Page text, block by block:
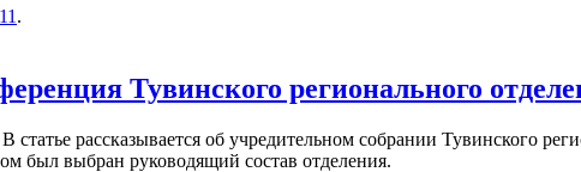
.
Тувинского регионального
В статье рассказывается об учредительном собрании Тувинского
был выбран руководящий состав отделения.